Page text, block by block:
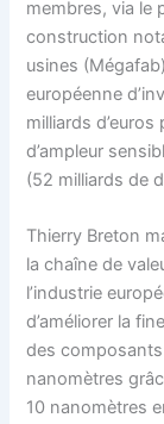
membres, via le
construction
usines
européenne
milliards
d’ampleur
(52 milliards de
Thierry Breton
la chaîne de
l’industrie
d’améliorer la
des
nanomètres
10 nanomètres